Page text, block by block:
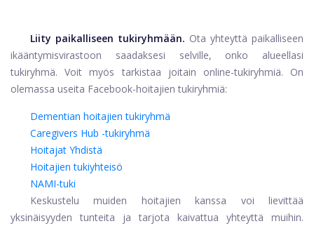
Liity paikalliseen tukiryhmään. Ota yhteyttä paikalliseen
ikääntymisvirastoon saadaksesi selville, onko alueellasi
tukiryhmä. Voit myös tarkistaa joitain online-tukiryhmiä. On
olemassa useita Facebook-hoitajien tukiryhmiä:
Dementian hoitajien tukiryhmä
Caregivers Hub -tukiryhmä
Hoitajat Yhdistä
Hoitajien tukiyhteisö
NAMI-tuki
Keskustelu muiden hoitajien kanssa voi lievittää
yksinäisyyden tunteita ja tarjota kaivattua yhteyttä muihin.